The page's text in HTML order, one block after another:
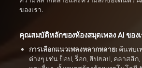
ของเรา.
คุณสมบัติหลักของห้องสมุดเพลง AI ของเ
การเลือกแนวเพลงหลากหลาย: ค้นพบเ
ต่างๆ เช่น ป็อป, ร็อก, ฮิปฮอป, คลาสสิก